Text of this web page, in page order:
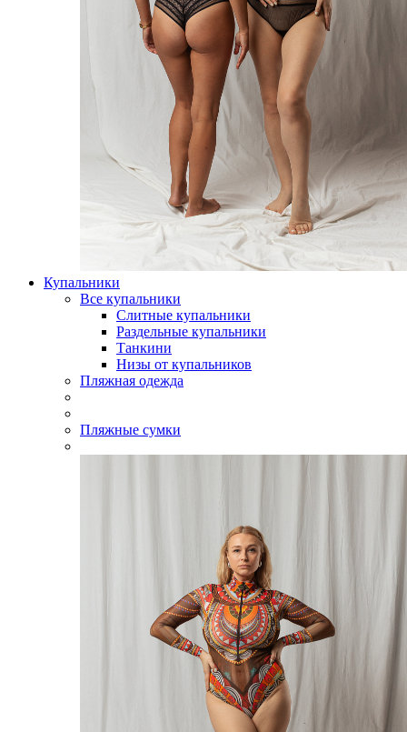
Купальники
Все купальники
Слитные купальники
Раздельные купальники
Танкини
Низы от купальников
Пляжная одежда
Пляжные сумки